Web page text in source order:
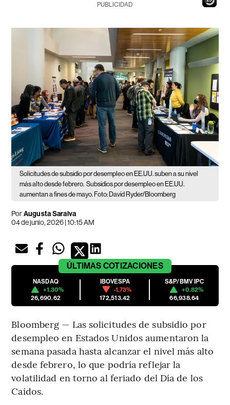
PUBLICIDAD
Solicitudes de subsidio por desempleo en EE.UU. suben a su nivel
más alto desde febrero. Subsidios por desempleo en EE.UU.
aumentan a fines de mayo. Foto: David Ryder/Bloomberg
PorAugusta Saraiva
04 de junio, 2026 | 10:15 AM
ÚLTIMAS COTIZACIONES
NASDAQ
+1.30%
26,690.62
IBOVESPA
-1.73%
172,513.42
S&P/BMV IPC
+0.82%
66,938.64
Bloomberg — Las solicitudes de subsidio por
desempleo en Estados Unidos aumentaron la
semana pasada hasta alcanzar el nivel más alto
desde febrero, lo que podría reflejar la
volatilidad en torno al feriado del Día de los
Caídos.